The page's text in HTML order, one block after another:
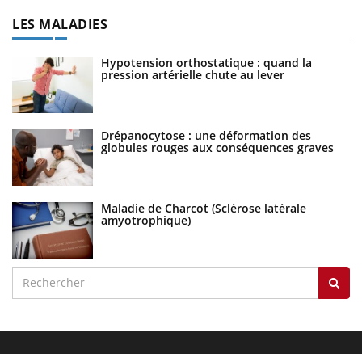
LES MALADIES
Hypotension orthostatique : quand la
pression artérielle chute au lever
Drépanocytose : une déformation des
globules rouges aux conséquences graves
Maladie de Charcot (Sclérose latérale
amyotrophique)